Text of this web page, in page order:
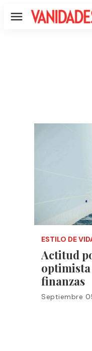
Menú
ESTILO DE
Actitud
finanzas
Septiembre